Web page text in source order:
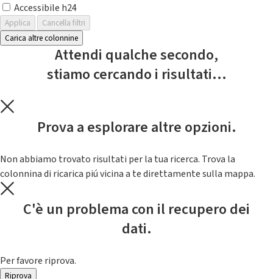
Accessibile h24
Applica
Cancella filtri
Carica altre colonnine
Attendi qualche secondo,
stiamo cercando i risultati...
Prova a esplorare altre opzioni.
Non abbiamo trovato risultati per la tua ricerca. Trova la
colonnina di ricarica piú vicina a te direttamente sulla mappa.
C'è un problema con il recupero dei
dati.
Per favore riprova.
Riprova